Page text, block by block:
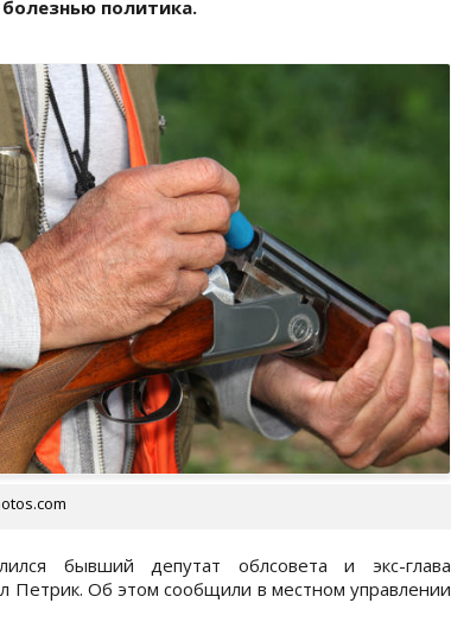
политика.
бывший депутат облсовета и экс-глава
Петрик. Об этом сообщили в местном управлении